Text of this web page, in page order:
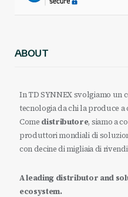
ABOUT
In TD SYNNEX svolgiamo un
tecnologia da chi la produce a
Come distributore, siamo a
produttori mondiali di
con decine di migliaia di
A leading distributor and
ecosystem.